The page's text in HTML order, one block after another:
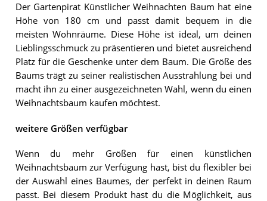
Der Gartenpirat Künstlicher Weihnachten Baum hat eine
Höhe von 180 cm und passt damit bequem in die
meisten Wohnräume. Diese Höhe ist ideal, um deinen
Lieblingsschmuck zu präsentieren und bietet ausreichend
Platz für die Geschenke unter dem Baum. Die Größe des
Baums trägt zu seiner realistischen Ausstrahlung bei und
macht ihn zu einer ausgezeichneten Wahl, wenn du einen
Weihnachtsbaum kaufen möchtest.
weitere Größen verfügbar
Wenn du mehr Größen für einen künstlichen
Weihnachtsbaum zur Verfügung hast, bist du flexibler bei
der Auswahl eines Baumes, der perfekt in deinen Raum
passt. Bei diesem Produkt hast du die Möglichkeit, aus